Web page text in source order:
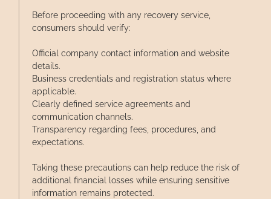
Before proceeding with any recovery service,
consumers should verify:
Official company contact information and website
details.
Business credentials and registration status where
applicable.
Clearly defined service agreements and
communication channels.
Transparency regarding fees, procedures, and
expectations.
Taking these precautions can help reduce the risk of
additional financial losses while ensuring sensitive
information remains protected.